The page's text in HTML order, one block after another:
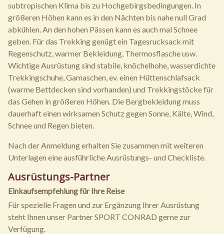
subtropischen Klima bis zu Hochgebirgsbedingungen. In
größeren Höhen kann es in den Nächten bis nahe null Grad
abkühlen. An den hohen Pässen kann es auch mal Schnee
geben. Für das Trekking genügt ein Tagesrucksack mit
Regenschutz, warmer Bekleidung, Thermosflasche usw.
Wichtige Ausrüstung sind stabile, knöchelhohe, wasserdichte
Trekkingschuhe, Gamaschen, ev. einen Hüttenschlafsack
(warme Bettdecken sind vorhanden) und Trekkingstöcke für
das Gehen in größeren Höhen. Die Bergbekleidung muss
dauerhaft einen wirksamen Schutz gegen Sonne, Kälte, Wind,
Schnee und Regen bieten.
Nach der Anmeldung erhalten Sie zusammen mit weiteren
Unterlagen eine ausführliche Ausrüstungs- und Checkliste.
Ausrüstungs-Partner
Einkaufsempfehlung für Ihre Reise
Für spezielle Fragen und zur Ergänzung Ihrer Ausrüstung
steht Ihnen unser Partner SPORT CONRAD gerne zur
Verfügung.